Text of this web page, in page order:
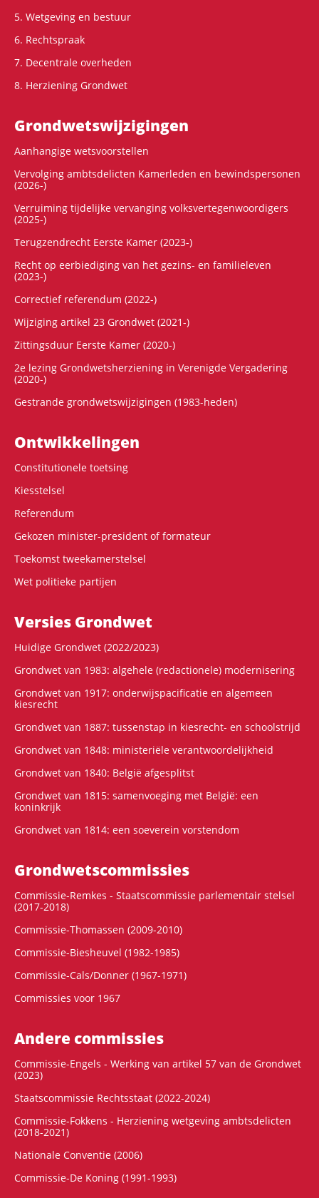
5. Wetgeving en bestuur
6. Rechtspraak
7. Decentrale overheden
8. Herziening Grondwet
Grondwets­wijzigingen
Aanhangige wetsvoorstellen
Vervolging ambtsdelicten Kamerleden en bewindspersonen
(2026-)
Verruiming tijdelijke vervanging volksvertegenwoordigers
(2025-)
Terugzendrecht Eerste Kamer (2023-)
Recht op eerbiediging van het gezins- en familieleven
(2023-)
Correctief referendum (2022-)
Wijziging artikel 23 Grondwet (2021-)
Zittingsduur Eerste Kamer (2020-)
2e lezing Grondwetsherziening in Verenigde Vergadering
(2020-)
Gestrande grondwetswijzigingen (1983-heden)
Ontwikke­lingen
Constitutionele toetsing
Kiesstelsel
Referendum
Gekozen minister-president of formateur
Toekomst tweekamerstelsel
Wet politieke partijen
Versies Grondwet
Huidige Grondwet (2022/2023)
Grondwet van 1983: algehele (redactionele) modernisering
Grondwet van 1917: onderwijspacificatie en algemeen
kiesrecht
Grondwet van 1887: tussenstap in kiesrecht- en schoolstrijd
Grondwet van 1848: ministeriële verantwoordelijkheid
Grondwet van 1840: België afgesplitst
Grondwet van 1815: samenvoeging met België: een
koninkrijk
Grondwet van 1814: een soeverein vorstendom
Grondwets­commissies
Commissie-Remkes - Staatscommissie parlementair stelsel
(2017-2018)
Commissie-Thomassen (2009-2010)
Commissie-Biesheuvel (1982-1985)
Commissie-Cals/Donner (1967-1971)
Commissies voor 1967
Andere commissies
Commissie-Engels - Werking van artikel 57 van de Grondwet
(2023)
Staatscommissie Rechtsstaat (2022-2024)
Commissie-Fokkens - Herziening wetgeving ambtsdelicten
(2018-2021)
Nationale Conventie (2006)
Commissie-De Koning (1991-1993)